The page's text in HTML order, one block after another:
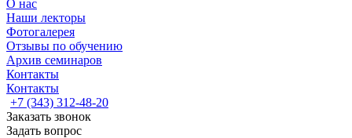
О нас
Наши лекторы
Фотогалерея
Отзывы по обучению
Архив семинаров
Контакты
Контакты
+7 (343) 312-48-20
Заказать звонок
Задать вопрос